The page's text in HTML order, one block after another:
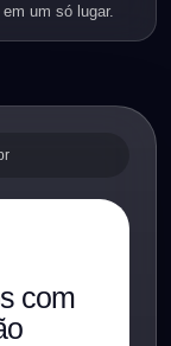
um só lugar.
com